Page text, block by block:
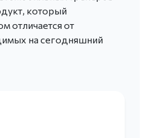
который
отличается от
на сегодняшний